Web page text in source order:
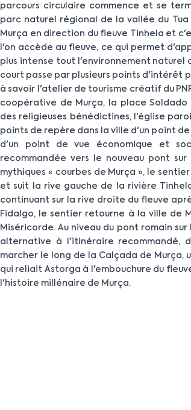
parcours circulaire commence et se
parc naturel régional de la vallée du Tua
Murça en direction du fleuve Tinhela et
l'on accède au fleuve, ce qui permet
plus intense tout l'environnement naturel
court passe par plusieurs points d'intérêt
à savoir l'atelier de tourisme créatif du
coopérative de Murça, la place Soldado
des religieuses bénédictines, l'église
points de repère dans la ville d'un point
d'un point de vue économique et
recommandée vers le nouveau pont
mythiques « courbes de Murça », le
et suit la rive gauche de la rivière
continuant sur la rive droite du fleuve
Fidalgo, le sentier retourne à la ville de
Miséricorde. Au niveau du pont romain
alternative à l'itinéraire recommandé,
marcher le long de la Calçada de Murça,
qui reliait Astorga à l'embouchure du
l'histoire millénaire de Murça.